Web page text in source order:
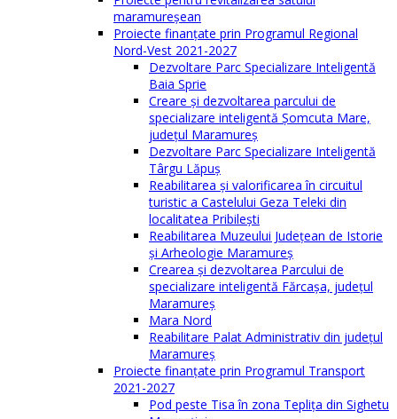
maramureşean
Proiecte finanțate prin Programul Regional
Nord-Vest 2021-2027
Dezvoltare Parc Specializare Inteligentă
Baia Sprie
Creare și dezvoltarea parcului de
specializare inteligentă Șomcuta Mare,
județul Maramureș
Dezvoltare Parc Specializare Inteligentă
Târgu Lăpuș
Reabilitarea și valorificarea în circuitul
turistic a Castelului Geza Teleki din
localitatea Pribilești
Reabilitarea Muzeului Județean de Istorie
și Arheologie Maramureș
Crearea și dezvoltarea Parcului de
specializare inteligentă Fărcașa, județul
Maramureș
Mara Nord
Reabilitare Palat Administrativ din județul
Maramureș
Proiecte finanțate prin Programul Transport
2021-2027
Pod peste Tisa în zona Teplița din Sighetu